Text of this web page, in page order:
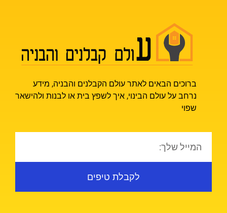
ברוכים הבאים לאתר עולם הקבלנים והבניה, מידע
נרחב על עולם הבינוי, איך לשפץ בית או לבנות ולהישאר
שפוי
לקבלת טיפים